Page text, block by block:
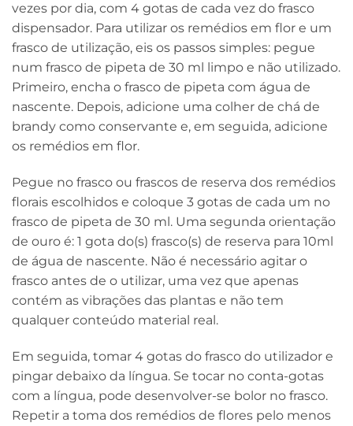
vezes por dia, com 4 gotas de cada vez do frasco
dispensador. Para utilizar os remédios em flor e um
frasco de utilização, eis os passos simples: pegue
num frasco de pipeta de 30 ml limpo e não utilizado.
Primeiro, encha o frasco de pipeta com água de
nascente. Depois, adicione uma colher de chá de
brandy como conservante e, em seguida, adicione
os remédios em flor.
Pegue no frasco ou frascos de reserva dos remédios
florais escolhidos e coloque 3 gotas de cada um no
frasco de pipeta de 30 ml. Uma segunda orientação
de ouro é: 1 gota do(s) frasco(s) de reserva para 10ml
de água de nascente. Não é necessário agitar o
frasco antes de o utilizar, uma vez que apenas
contém as vibrações das plantas e não tem
qualquer conteúdo material real.
Em seguida, tomar 4 gotas do frasco do utilizador e
pingar debaixo da língua. Se tocar no conta-gotas
com a língua, pode desenvolver-se bolor no frasco.
Repetir a toma dos remédios de flores pelo menos